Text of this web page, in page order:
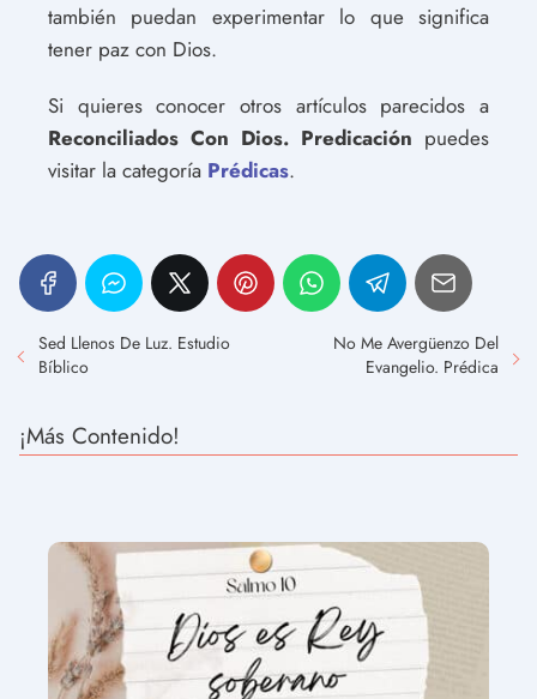
también puedan experimentar lo que significa
tener paz con Dios.
Si quieres conocer otros artículos parecidos a
Reconciliados Con Dios. Predicación puedes
visitar la categoría Prédicas.
Sed Llenos De Luz. Estudio
Bíblico
No Me Avergüenzo Del
Evangelio. Prédica
¡Más Contenido!